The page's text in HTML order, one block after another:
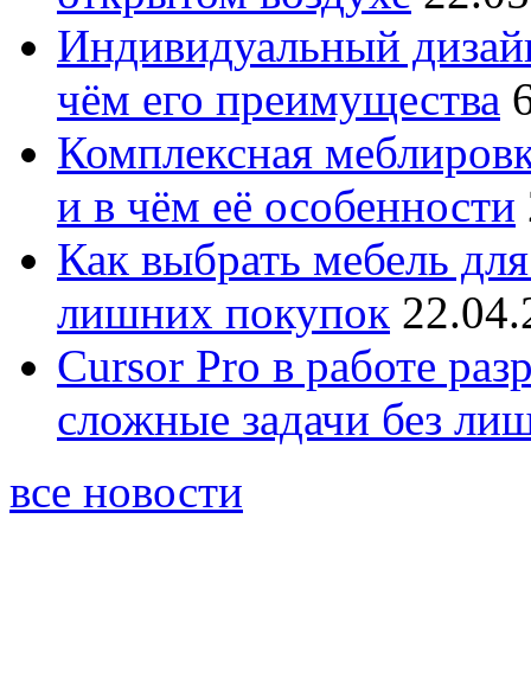
Индивидуальный
чём его преимущества
Комплексная
и в чём её особенности
Как выбрать мебель
лишних покупок
Cursor Pro в работе
сложные задачи без
все новости